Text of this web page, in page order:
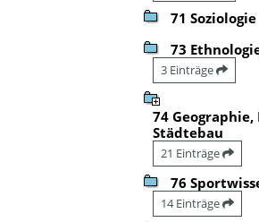
71 Soziologie
73
3 Einträge
74
Städtebau
21 Einträge
76
14 Einträge